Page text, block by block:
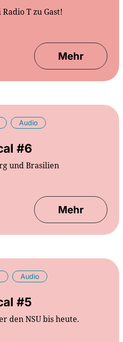
T zu Gast!
Mehr
Audio
#6
und Brasilien
Mehr
Audio
#5
den NSU bis heute.